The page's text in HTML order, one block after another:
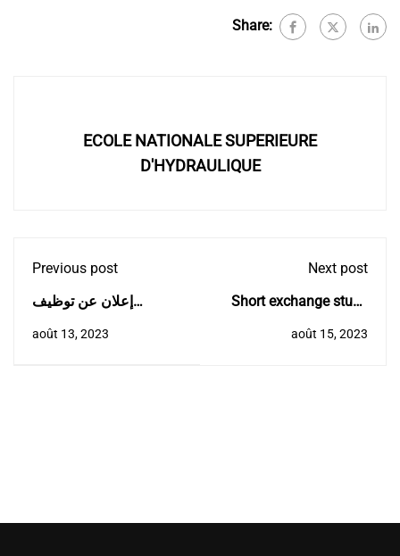
Share:
ECOLE NATIONALE SUPERIEURE
D'HYDRAULIQUE
Previous post
إعلان عن توظيف
مساعد قسم "ب
août 13, 2023
Next post
Short exchange study
mobility)
août 15, 2023